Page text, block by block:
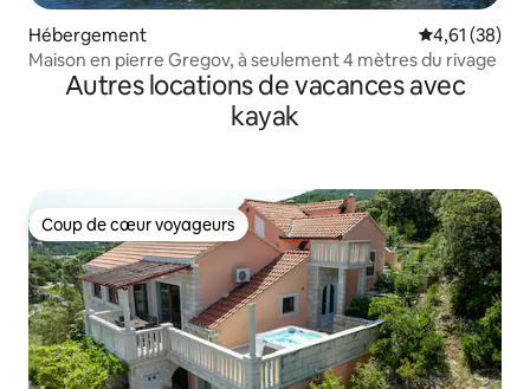
Hébergement Évaluation
4,61 (38)
Maison en pierre Gregov, à seulement 4 mètres du rivage
Autres locations de vacances avec
kayak
Coup de cœur voyageurs
Coup de cœur voyageurs